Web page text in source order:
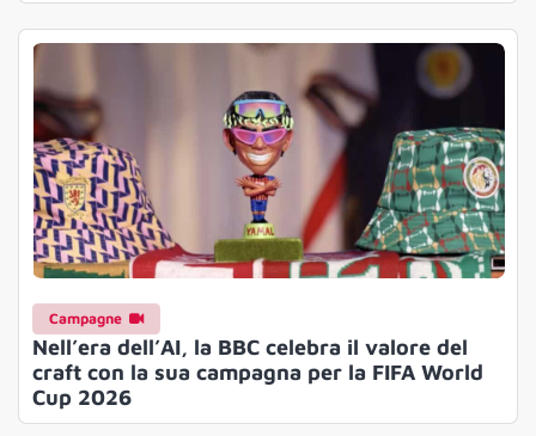
Campagne
Nell’era dell’AI, la BBC celebra il valore del
craft con la sua campagna per la FIFA World
Cup 2026